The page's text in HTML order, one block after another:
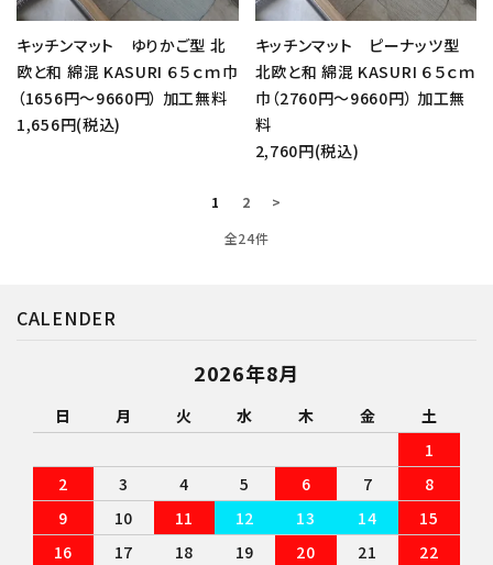
キッチンマット ゆりかご型 北
欧と和 綿混 KASURI ６５ｃｍ巾
（1656円～9660円） 加工無料
1,656円(税込)
キッチンマット ピーナッツ型
北欧と和 綿混 KASURI ６５ｃｍ
巾（2760円～9660円） 加工無
料
2,760円(税込)
1 2
>
全24件
CALENDER
2026年8月
日 月 火 水 木 金
土
1
2
3 4 5 6 7
8
9
10 11 12 13 14
15
16
17 18 19 20 21
22